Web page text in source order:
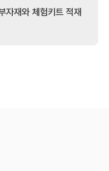
자재와 체험키트 적재